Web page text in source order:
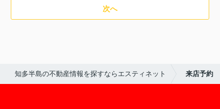
次へ
知多半島の不動産情報を探すならエスティネット 来店予約